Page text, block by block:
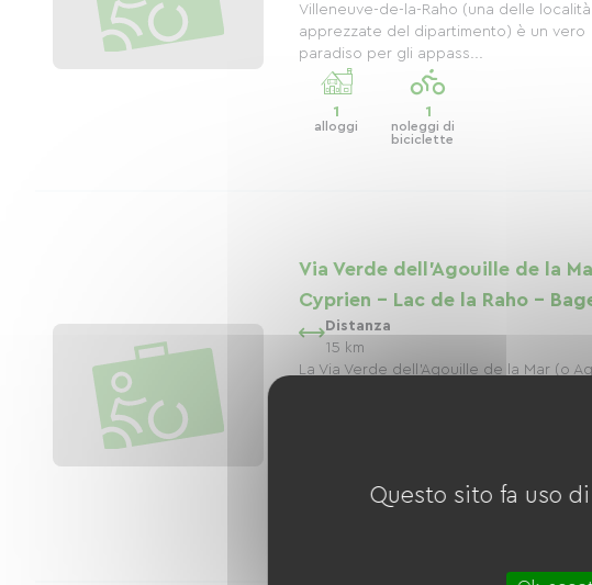
Villeneuve-de-la-Raho (una delle
apprezzate del dipartimento) è un vero
paradiso per gli appass...
1
alloggi
1
noleggi di
biciclette
Via Verde dell'Agouille de la
Cyprien - Lac de la Raho -
Distanza
15 km
La Via Verde dell'Agouille de la Mar (o
Questo sito fa uso